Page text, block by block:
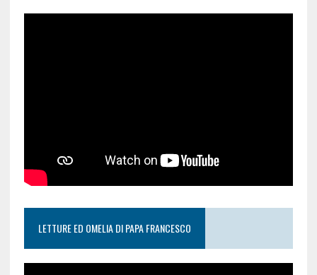
LETTURE ED OMELIA DI PAPA FRANCESCO